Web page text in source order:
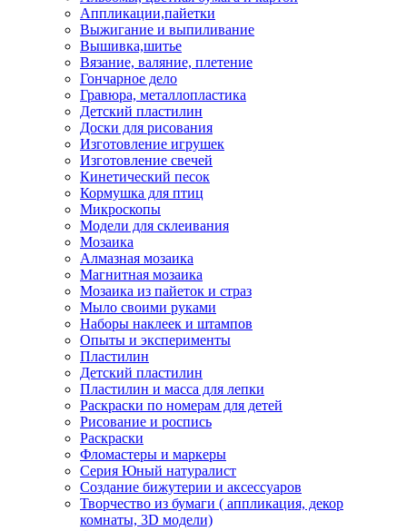
Аппликации,пайетки
Выжигание и выпиливание
Вышивка,шитье
Вязание, валяние, плетение
Гончарное дело
Гравюра, металлопластика
Детский пластилин
Доски для рисования
Изготовление игрушек
Изготовление свечей
Кинетический песок
Кормушка для птиц
Микроскопы
Модели для склеивания
Мозаика
Алмазная мозаика
Магнитная мозаика
Мозаика из пайеток и страз
Мыло своими руками
Наборы наклеек и штампов
Опыты и эксперименты
Пластилин
Детский пластилин
Пластилин и масса для лепки
Раскраски по номерам для детей
Рисование и роспись
Раскраски
Фломастеры и маркеры
Серия Юный натуралист
Создание бижутерии и аксессуаров
Творчество из бумаги ( аппликация, декор
комнаты, 3D модели)